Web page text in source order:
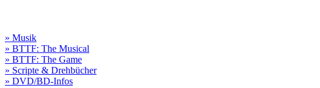
» Musik
» BTTF: The Musical
» BTTF: The Game
» Scripte & Drehbücher
» DVD/BD-Infos